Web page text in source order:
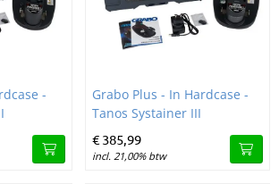
In Hardcase - Tanos Systainer III
-
Image Grabo Plus - In
Grabo Plus - In Hardcase -
Tanos Systainer III
€ 385,99
incl. 21,00% btw